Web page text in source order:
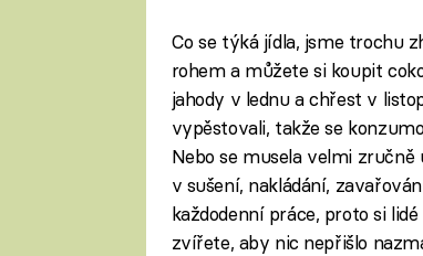
Co se týká jídla, jsme trochu
rohem a můžete si koupit
jahody v lednu a chřest v
vypěstovali, takže se
Nebo se musela velmi
v sušení, nakládání,
každodenní práce, proto si
zvířete, aby nic nepřišlo